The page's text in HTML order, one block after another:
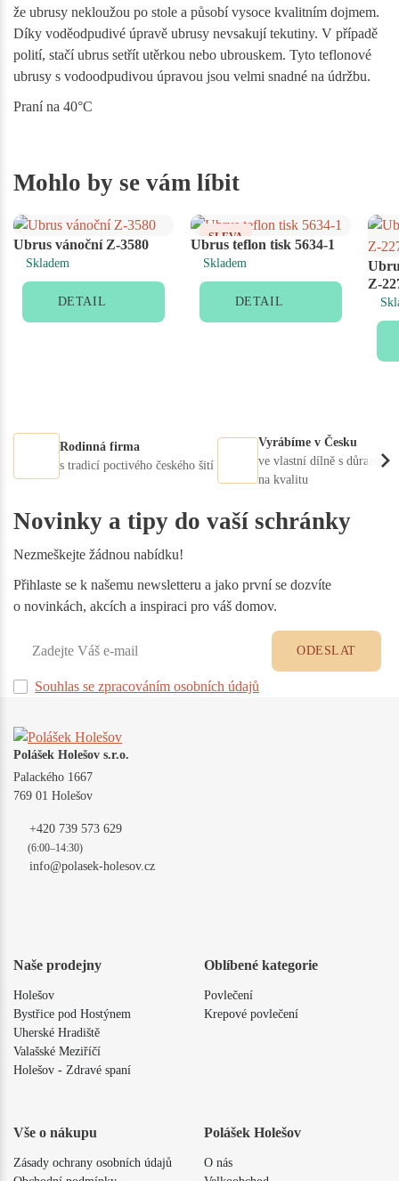
že ubrusy nekloužou po stole a působí vysoce kvalitním dojmem.
Díky voděodpudivé úpravě ubrusy nevsakují tekutiny. V případě
polití, stačí ubrus setřít utěrkou nebo ubrouskem. Tyto teflonové
ubrusy s vodoodpudivou úpravou jsou velmi snadné na údržbu.
Praní na 40°C
Mohlo by se vám líbit
Ubrus vánoční Z-3580
Skladem
DETAIL
SLEVA
Ubrus teflon tisk 5634-1
Skladem
DETAIL
Z-
Rodinná firma
s tradicí poctivého českého šití
Vyrábíme v Česku
ve vlastní dílně s důrazem
na kvalitu
Novinky a tipy do vaší schránky
Nezmeškejte žádnou nabídku!
Přihlaste se k našemu newsletteru a jako první se dozvíte
o novinkách, akcích a inspiraci pro váš domov.
Souhlas se zpracováním osobních údajů
ODESLAT
Polášek Holešov s.r.o.
Palackého 1667
769 01 Holešov
+420 739 573 629
(6:00–14:30)
info@polasek-holesov.cz
Naše prodejny
Holešov
Bystřice pod Hostýnem
Uherské Hradiště
Valašské Meziříčí
Holešov - Zdravé spaní
Oblíbené kategorie
Povlečení
Krepové povlečení
Vše o nákupu
Zásady ochrany osobních údajů
Polášek Holešov
O nás